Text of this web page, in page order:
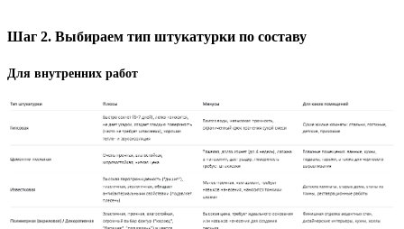
Шаг 2. Выбираем тип штукатурки по составу
Для внутренних работ